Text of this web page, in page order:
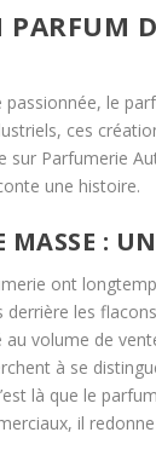
PARFUM
le
ces
sur Parfumerie
une histoire.
MASSE :
ont
derrière les
volume de
à se
là que le
il